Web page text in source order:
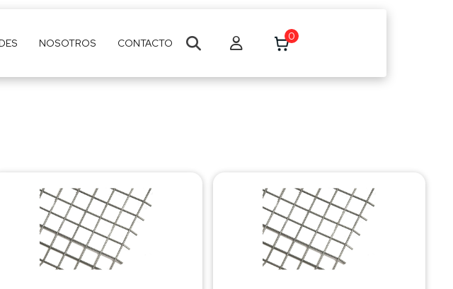
NOSOTROS CONTACTO
0